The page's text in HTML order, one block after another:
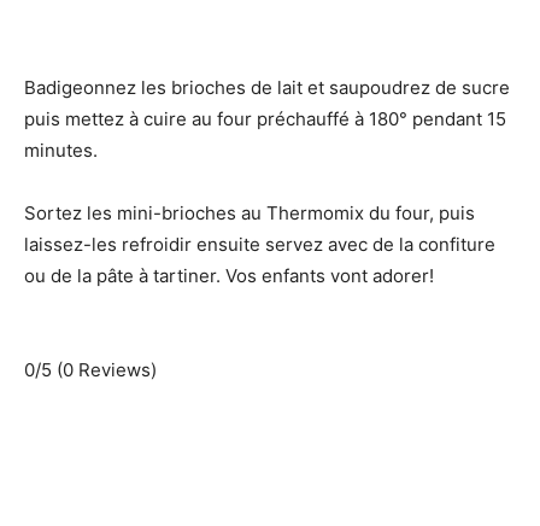
Badigeonnez les brioches de lait et saupoudrez de sucre
puis mettez à cuire au four préchauffé à 180° pendant 15
minutes.
Sortez les mini-brioches au Thermomix du four, puis
laissez-les refroidir ensuite servez avec de la confiture
ou de la pâte à tartiner. Vos enfants vont adorer!
0/5 (0 Reviews)